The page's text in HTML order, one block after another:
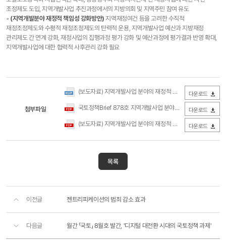
조정제도 도입, 지역개발사업 추진과정에서의 지방의회 및 지역주민 참여 유도
◦ (지역개발분야 재정적 책임성 강화방안) 지역재정여건 등을 고려한 수직적
재정조정제도와 수평적 재정조정제도의 탄력적 운용, 지역개발사업 예산과 지방재정
관리제도 간 연계 강화, 재정사업의 집행과정 평가 강화 및 예산과정에 평가결과 반영 확대,
지역개발사업에 대한 협력적 사후관리 강화 필요
첨부파일
(보도자료) 지역개발사업 분야의 재정적 자율성과 책임성 강화방안(국토연구원).hwp 다운로드
국토정책Brief 878호 지역개발사업 분야의 재정적 자율성과 책임성 강화방안(국토연구원).pdf 다운로드
(보도자료) 지역개발사업 분야의 재정적 자율성과 책임성 강화방안(국토연구원).pdf 다운로드
목록
이전글 젠트리피케이션의 범죄 감소 효과
다음글 월간 「국토」 8월호 발간, '디지털 대전환 시대의 국토정책 과제'